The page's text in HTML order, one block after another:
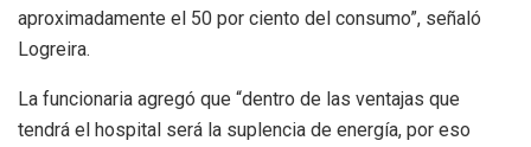
aproximadamente el 50 por ciento del consumo”, señaló
Logreira.
La funcionaria agregó que “dentro de las ventajas que
tendrá el hospital será la suplencia de energía, por eso